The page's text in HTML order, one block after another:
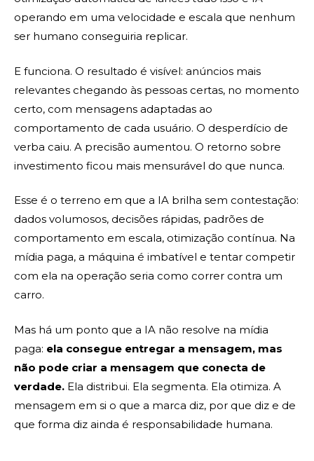
operando em uma velocidade e escala que nenhum
ser humano conseguiria replicar.
E funciona. O resultado é visível: anúncios mais
relevantes chegando às pessoas certas, no momento
certo, com mensagens adaptadas ao
comportamento de cada usuário. O desperdício de
verba caiu. A precisão aumentou. O retorno sobre
investimento ficou mais mensurável do que nunca.
Esse é o terreno em que a IA brilha sem contestação:
dados volumosos, decisões rápidas, padrões de
comportamento em escala, otimização contínua. Na
mídia paga, a máquina é imbatível e tentar competir
com ela na operação seria como correr contra um
carro.
Mas há um ponto que a IA não resolve na mídia
paga: ela consegue entregar a mensagem, mas
não pode criar a mensagem que conecta de
verdade. Ela distribui. Ela segmenta. Ela otimiza. A
mensagem em si o que a marca diz, por que diz e de
que forma diz ainda é responsabilidade humana.